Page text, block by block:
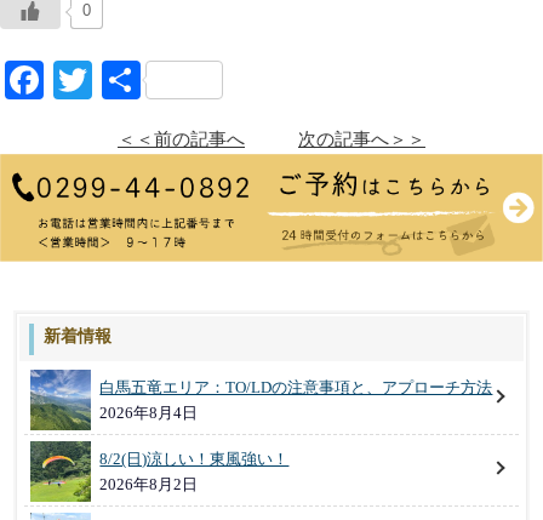
0
Facebook
Twitter
共
＜＜前の記事へ 次の記事へ＞＞
新着情報
白馬五竜エリア：TO/LDの注意事項と、アプローチ方法
2026年8月4日
8/2(日)涼しい！東風強い！
2026年8月2日